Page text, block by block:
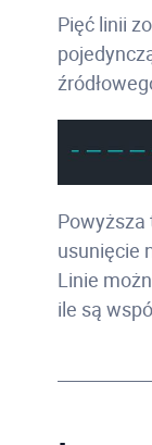
Pięć linii
Powyższa
usunięcie
Linie
ile są